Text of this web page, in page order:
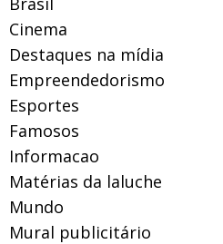
Cinema
Destaques na mídia
Empreendedorismo
Esportes
Famosos
Informacao
Matérias da laluche
Mundo
Mural publicitário